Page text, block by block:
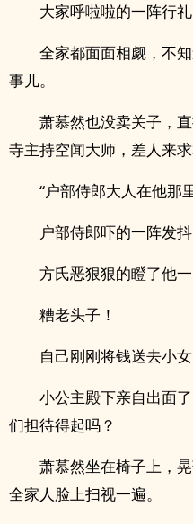
大家呼啦啦的一阵行
全家都面面相觑，不
事儿。
萧慕然也没卖关子，
寺主持空闻大师，差人来
“户部侍郎大人在他那
户部侍郎吓的一阵发
方氏恶狠狠的瞪了他一
糟老头子！
自己刚刚将钱送去小
小公主殿下亲自出面
们担待得起吗？
萧慕然坐在椅子上，
全家人脸上扫视一遍。